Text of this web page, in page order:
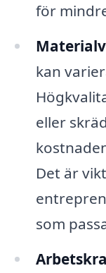
för
kan
eller
Det är
som